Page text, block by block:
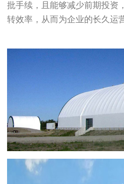
批手续，且能够减少前期投资
转效率，从而为企业的长久运